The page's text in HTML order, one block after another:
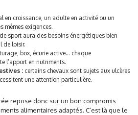
en croissance, un adulte en activité ou un
mêmes exigences.
sport aura des besoins énergétiques bien
de loisir.
box, écurie active… chaque
l’apport en nutriments.
: certains chevaux sont sujets aux ulcères
une attention particulière.
repose donc sur un bon compromis
alimentaires adaptés. C’est là que le